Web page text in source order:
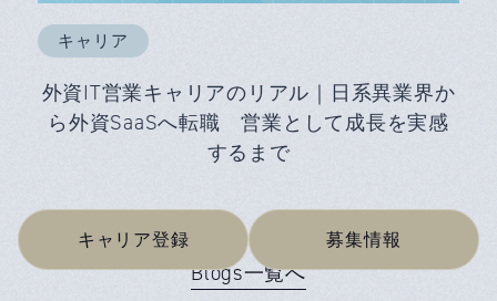
キャリア登録 募集情報
キャリア
外資IT営業キャリアのリアル｜日系異業界か
ら外資SaaSへ転職 営業として成長を実感
するまで
Blogs一覧へ